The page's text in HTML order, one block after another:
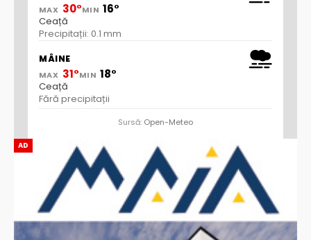
AD
MAX 30°MIN 16°
Ceață
Precipitații: 0.1 mm
MÂINE
MAX 31°MIN 18°
Ceață
Fără precipitații
Sursă: Open-Meteo